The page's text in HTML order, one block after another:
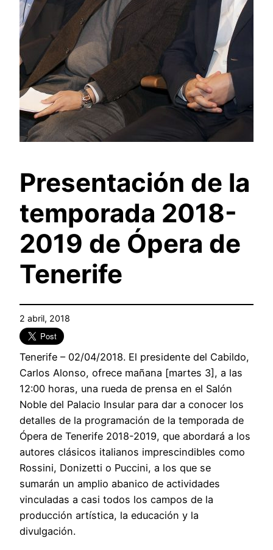
Presentación de la
temporada 2018-
2019 de Ópera de
Tenerife
2 abril, 2018
Tenerife – 02/04/2018. El presidente del Cabildo,
Carlos Alonso, ofrece mañana [martes 3], a las
12:00 horas, una rueda de prensa en el Salón
Noble del Palacio Insular para dar a conocer los
detalles de la programación de la temporada de
Ópera de Tenerife 2018-2019, que abordará a los
autores clásicos italianos imprescindibles como
Rossini, Donizetti o Puccini, a los que se
sumarán un amplio abanico de actividades
vinculadas a casi todos los campos de la
producción artística, la educación y la
divulgación.